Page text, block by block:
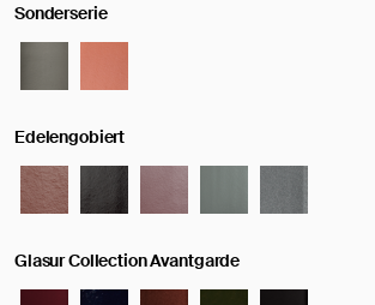
Sonderserie
Edelengobiert
Glasur Collection Avantgarde